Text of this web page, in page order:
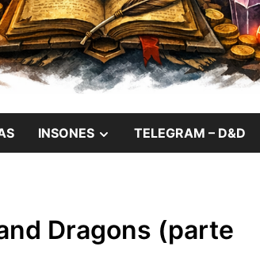
Insones
INSONES SHOWTELEGRAM – D&D
Dragons (parte